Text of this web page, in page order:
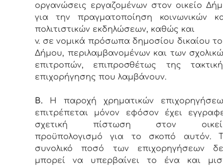
οργανώσεις εργαζομένων στον οικείο
για την πραγματοποίηση κοινωνικών
πολιτιστικών εκδηλώσεων, καθώς και
v. σε νομικά πρόσωπα δημοσίου δικαίου
Δήμου, περιλαμβανομένων και των
επιτροπών, επιπροσθέτως της
επιχορήγησης που λαμβάνουν.
Β.
Η παροχή χρηματικών
επιτρέπεται μόνον εφόσον έχει
σχετική πίστωση στον
προϋπολογισμό για το σκοπό αυτόν.
συνολικό ποσό των επιχορηγήσεων
μπορεί να υπερβαίνει το ένα και